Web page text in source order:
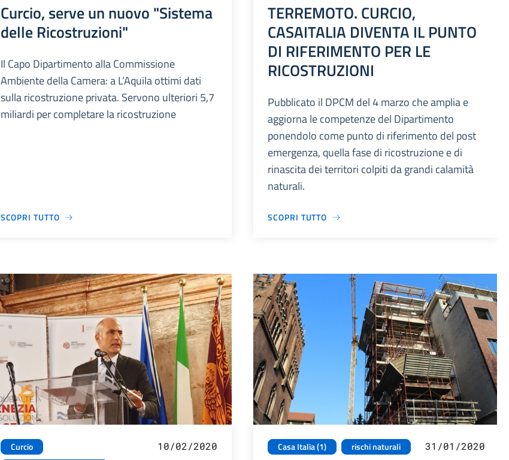
Curcio, serve un nuovo "Sistema
delle Ricostruzioni"
Il Capo Dipartimento alla Commissione
Ambiente della Camera: a L’Aquila ottimi dati
sulla ricostruzione privata. Servono ulteriori 5,7
miliardi per completare la ricostruzione
SCOPRI TUTTO
TERREMOTO. CURCIO,
CASAITALIA DIVENTA IL PUNTO
DI RIFERIMENTO PER LE
RICOSTRUZIONI
Pubblicato il DPCM del 4 marzo che amplia e
aggiorna le competenze del Dipartimento
ponendolo come punto di riferimento del post
emergenza, quella fase di ricostruzione e di
rinascita dei territori colpiti da grandi calamità
naturali.
SCOPRI TUTTO
Curcio
10/02/2020 Casa Italia (1) rischi naturali 31/01/2020